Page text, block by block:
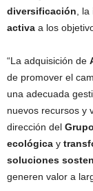
diversificación , la
activa a los
“La adquisición de
de promover el
una adecuada
nuevos recursos y
dirección del
ecológica y
soluciones
generen valor a